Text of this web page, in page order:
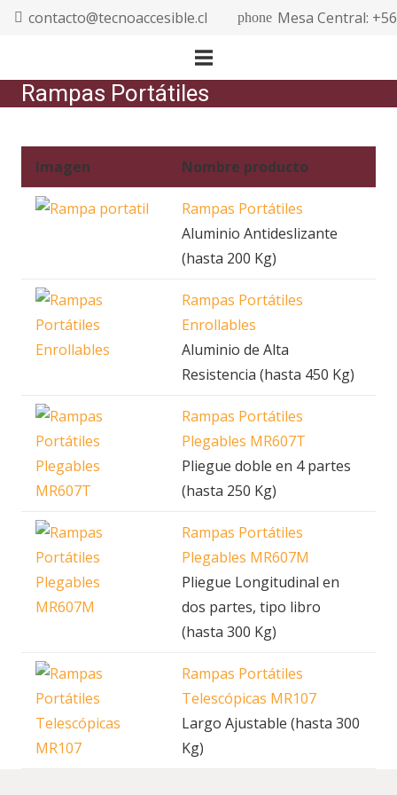
contacto@tecnoaccesible.cl phone Mesa Central:
Rampas Portátiles
Imagen Nombre producto
Rampas Portátiles
Aluminio Antideslizante
(hasta 200 Kg)
Rampas Portátiles
Enrollables
Aluminio de Alta
Resistencia (hasta 450 Kg)
Rampas Portátiles
Plegables MR607T
Pliegue doble en 4 partes
(hasta 250 Kg)
Rampas Portátiles
Plegables MR607M
Pliegue Longitudinal en
dos partes, tipo libro
(hasta 300 Kg)
Rampas Portátiles
Telescópicas MR107
Largo Ajustable (hasta 300
Kg)